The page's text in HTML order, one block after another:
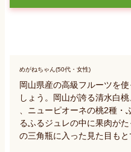
めがねちゃん(50代・女性)
岡山県産の高級フルーツを
しょう。岡山が誇る清水白
、ニューピオーネの桃2種
るふるジュレの中に果肉が
の三角瓶に入った見た目もと